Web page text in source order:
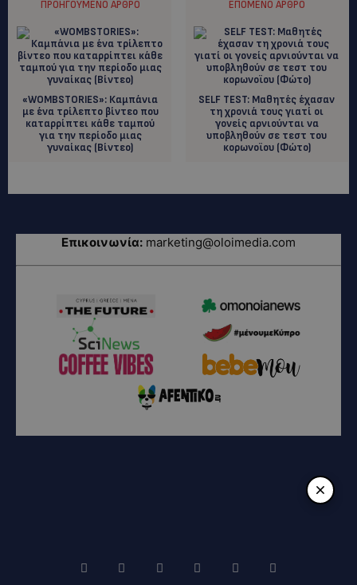
ΠΡΟΗΓΟΎΜΕΝΟ ΆΡΘΡΟ
«WOMBSTORIES»: Καμπάνια
με ένα τρίλεπτο βίντεο που
καταρρίπτει κάθε ταμπού
για την περίοδο μιας
γυναίκας (Bίντεο)
ΕΠΌΜΕΝΟ ΆΡΘΡΟ
SELF TEST: Μαθητές έχασαν
τη χρονιά τους γιατί οι
γονείς αρνιούνται να
υποβληθούν σε τεστ του
κορωνοϊου (Φώτο)
Επικοινωνία: marketing@oloimedia.com